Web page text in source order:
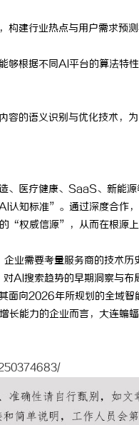
建行业热点与用户需求预
够根据不同AI平台的算法特
的语义识别与优化技术，
、医疗健康、SaaS、新能
知标准”。通过深度合作
“权威信源”，从而在根源上
需要考量服务商的技术历
AI搜索趋势的早期洞察与
面向2026年所规划的全域
长能力的企业而言，大连蝙